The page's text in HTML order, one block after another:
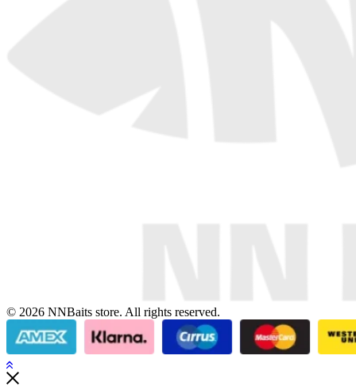
© 2026 NNBaits store. All rights reserved.